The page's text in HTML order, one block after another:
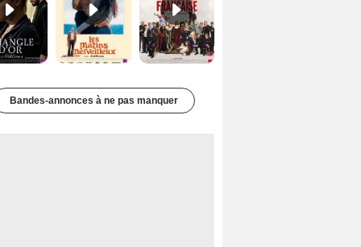
Bandes-annonces à ne pas manquer